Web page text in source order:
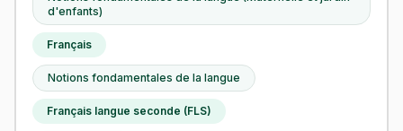
d'enfants)
Français
Notions fondamentales de la langue
Français langue seconde (FLS)